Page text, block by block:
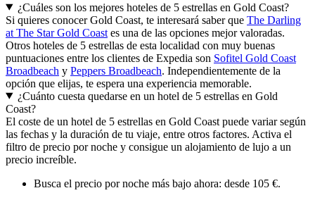
¿Cuáles son los mejores hoteles de 5 estrellas en Gold Coast?
Si quieres conocer Gold Coast, te interesará saber que The Darling
at The Star Gold Coast es una de las opciones mejor valoradas.
Otros hoteles de 5 estrellas de esta localidad con muy buenas
puntuaciones entre los clientes de Expedia son Sofitel Gold Coast
Broadbeach y Peppers Broadbeach. Independientemente de la
opción que elijas, te espera una experiencia memorable.
¿Cuánto cuesta quedarse en un hotel de 5 estrellas en Gold
Coast?
El coste de un hotel de 5 estrellas en Gold Coast puede variar según
las fechas y la duración de tu viaje, entre otros factores. Activa el
filtro de precio por noche y consigue un alojamiento de lujo a un
precio increíble.
Busca el precio por noche más bajo ahora: desde 105 €.